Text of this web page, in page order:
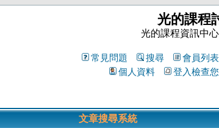
光的課程
光的課程資訊中
常見問題 搜尋 會員列表
個人資料
登入檢查
文章搜尋系統